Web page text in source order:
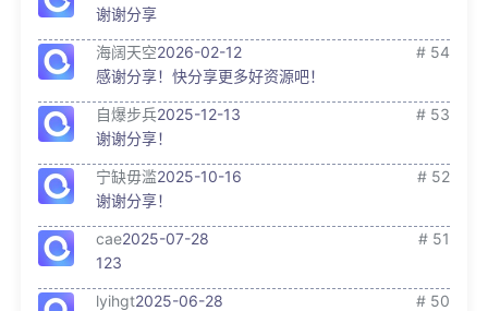
谢谢分享
海阔天空2026-02-12
# 54
感谢分享！快分享更多好资源吧！
自爆步兵2025-12-13
# 53
谢谢分享！
宁缺毋滥2025-10-16
# 52
谢谢分享！
cae2025-07-28
# 51
123
lyihgt2025-06-28 # 50